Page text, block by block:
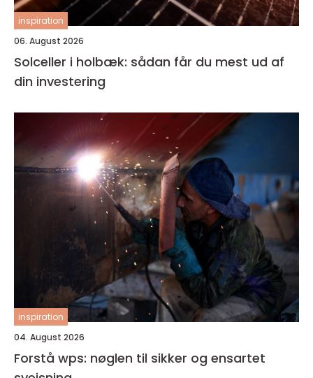
inspiration
06. August 2026
Solceller i holbæk: sådan får du mest ud af
din investering
inspiration
04. August 2026
Forstå wps: nøglen til sikker og ensartet